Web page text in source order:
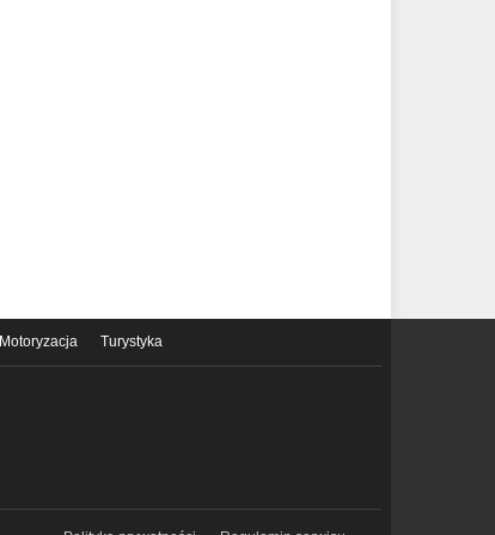
Motoryzacja Turystyka